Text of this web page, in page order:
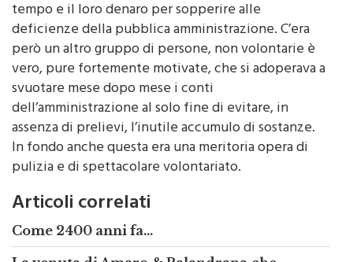
deficienze della pubblica amministrazione. C’era
però un altro gruppo di persone, non volontarie è
vero, pure fortemente motivate, che si adoperava a
svuotare mese dopo mese i conti
dell’amministrazione al solo fine di evitare, in
assenza di prelievi, l’inutile accumulo di sostanze.
In fondo anche questa era una meritoria opera di
pulizia e di spettacolare volontariato.
Articoli correlati
Come 2400 anni fa...
sconvolse Monreale